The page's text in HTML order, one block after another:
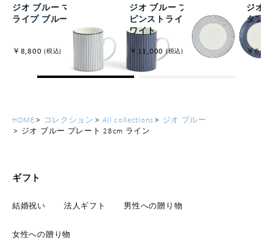
ジオ ブルー マグ ピンスト
ライプ ブルー&ホワイト
￥8,800 (税込)
ジオ ブルー プレート24cm
ピンストライプブルー&ホ
ワイト
￥11,000 (税込)
ジオ
タン
￥
HOME コレクション All collections
ジオ ブルー
ジオ ブルー プレート 28cm ライン
ギフト
結婚祝い 法人ギフト 男性への贈り物
女性への贈り物